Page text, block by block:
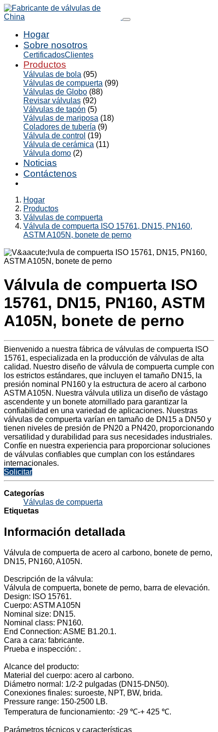
Hogar
Sobre nosotros
CertificadosClientes
Productos
Válvulas de bola (95)
Válvulas de compuerta (99)
Válvulas de Globo (88)
Revisar válvulas (92)
Válvulas de tapón (5)
Válvulas de mariposa (18)
Coladores de tubería (9)
Válvula de control (19)
Válvula de cerámica (11)
Válvula domo (2)
Noticias
Contáctenos
Hogar
Productos
Válvulas de compuerta
Válvula de compuerta ISO 15761, DN15, PN160,
ASTM A105N, bonete de perno
Válvula de compuerta ISO
15761, DN15, PN160, ASTM
A105N, bonete de perno
Bienvenido a nuestra fábrica de válvulas de compuerta ISO
15761, especializada en la producción de válvulas de alta
calidad. Nuestro diseño de válvula de compuerta cumple con
los estrictos estándares, que incluyen el tamaño DN15, la
presión nominal PN160 y la estructura de acero al carbono
ASTM A105N. Nuestra válvula utiliza un diseño de vástago
ascendente y un bonete atornillado para garantizar la
confiabilidad en una variedad de aplicaciones. Nuestras
válvulas de compuerta varían en tamaño de DN15 a DN50 y
tienen niveles de presión de PN20 a PN420, proporcionando
versatilidad y durabilidad para sus necesidades industriales.
Confíe en nuestra experiencia para proporcionar soluciones
de válvulas confiables que cumplan con los estándares
internacionales.
Solicitar
Categorías
Válvulas de compuerta
Etiquetas
Información detallada
Válvula de compuerta de acero al carbono, bonete de perno,
DN15, PN160, A105N.
Descripción de la válvula:
Válvula de compuerta, bonete de perno, barra de elevación.
Design: ISO 15761.
Cuerpo: ASTM A105N
Nominal size: DN15.
Nominal class: PN160.
End Connection: ASME B1.20.1.
Cara a cara: fabricante.
Prueba e inspección: .
Alcance del producto:
Material del cuerpo: acero al carbono.
Diámetro normal: 1/2-2 pulgadas (DN15-DN50).
Conexiones finales: suroeste, NPT, BW, brida.
Pressure range: 150-2500 LB.
Temperatura de funcionamiento: -29 ℃-+ 425 ℃.
Parámetros técnicos y características